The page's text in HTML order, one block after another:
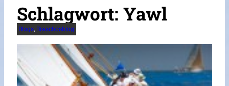
Schlagwort:Yawl
Blogs, Braschosblog